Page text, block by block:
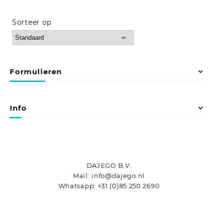
Sorteer op
Sort Products
Formulieren
Info
DAJEGO B.V.
Mail: info@dajego.nl
Whatsapp: +31 (0)85 250 2690